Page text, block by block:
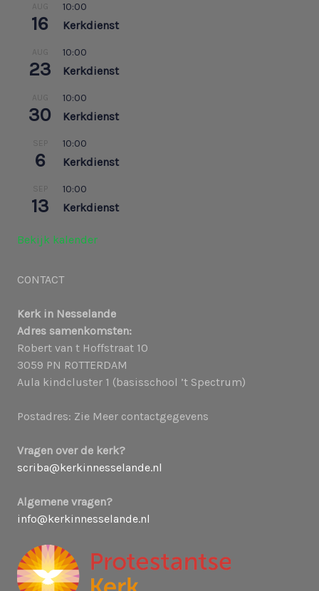
AUG
16
10:00
Kerkdienst
AUG
23
10:00
Kerkdienst
AUG
30
10:00
Kerkdienst
6
10:00
Kerkdienst
13
10:00
Kerkdienst
Bekijk kalender
CONTACT
Kerk in Nesselande
Adres samenkomsten:
Robert van t Hoffstraat 10
3059 PN ROTTERDAM
Aula kindcluster 1 (basisschool ’t Spectrum)
Postadres: Zie Meer contactgegevens
Vragen over de kerk?
scriba@kerkinnesselande.nl
Algemene vragen?
info@kerkinnesselande.nl